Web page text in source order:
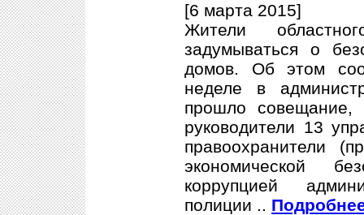
[6 марта 2015]
Жители
задумываться о
домов. Об этом
неделе в
прошло совещание,
руководители 13
правоохранители
экономической
коррупцией
полиции ..